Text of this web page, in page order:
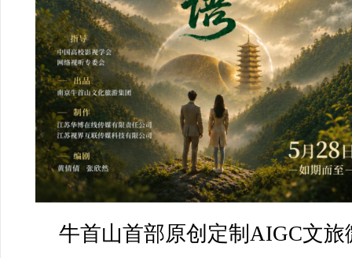
牛首山首部原创定制AIGC文旅